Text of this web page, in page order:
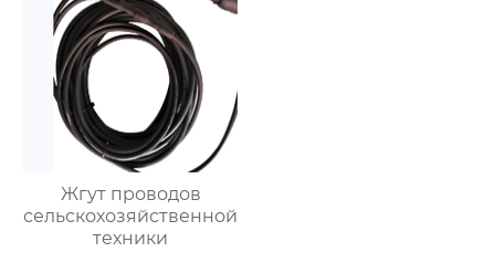
Жгут проводов
сельскохозяйственной
техники